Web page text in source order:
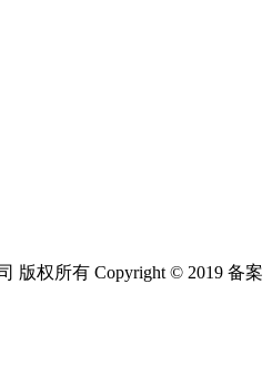
版权所有 Copyright © 2019 备案